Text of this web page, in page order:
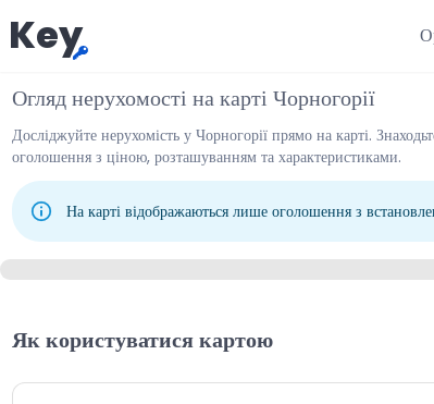
Key
Огляд нерухомості на карті Чорногорії
Досліджуйте нерухомість у Чорногорії прямо на карті.
оголошення з ціною, розташуванням та характеристиками.
На карті відображаються лише оголошення з
Як користуватися картою